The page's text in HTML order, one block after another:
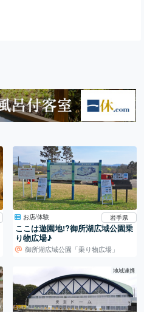
お店/体験 岩手県
ここは遊園地!?御所湖広域公園乗
り物広場♪
御所湖広域公園「乗り物広場」
地域連携